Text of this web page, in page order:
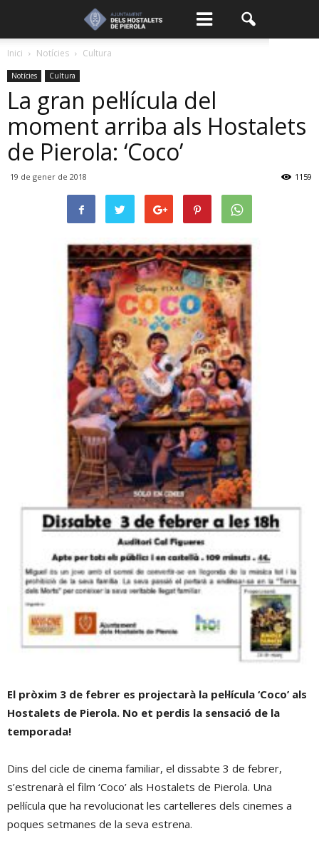
Inici Notícies Cultura
Notícies Cultura
La gran pel·lícula del
moment arriba als Hostalets
de Pierola: ‘Coco’
19 de gener de 2018 1159
El pròxim 3 de febrer es projectarà la pel·lícula ‘Coco’ als
Hostalets de Pierola. No et perdis la sensació de la
temporada!
Dins del cicle de cinema familiar, el dissabte 3 de febrer,
s’estrenarà el film ‘Coco’ als Hostalets de Pierola. Una
pel·lícula que ha revolucionat les cartelleres dels cinemes a
poques setmanes de la seva estrena.